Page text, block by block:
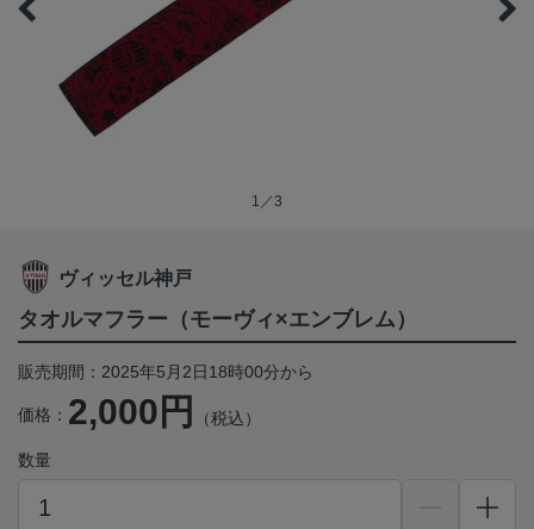
1／3
ヴィッセル神戸
タオルマフラー（モーヴィ×エンブレム）
販売期間：2025年5月2日18時00分から
価格： 2,000円 （税込）
数量